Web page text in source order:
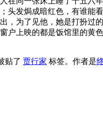
头发焗成暗红色，有谁能
，为了见他，她是打扮
户上映的都是饭馆里的
贴了 贾行家 标签。 作者是